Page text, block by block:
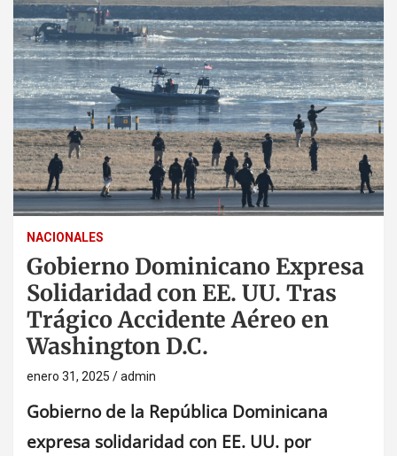
NACIONALES
Gobierno Dominicano Expresa
Solidaridad con EE. UU. Tras
Trágico Accidente Aéreo en
Washington D.C.
enero 31, 2025 admin
Gobierno de la República Dominicana
expresa solidaridad con EE. UU. por